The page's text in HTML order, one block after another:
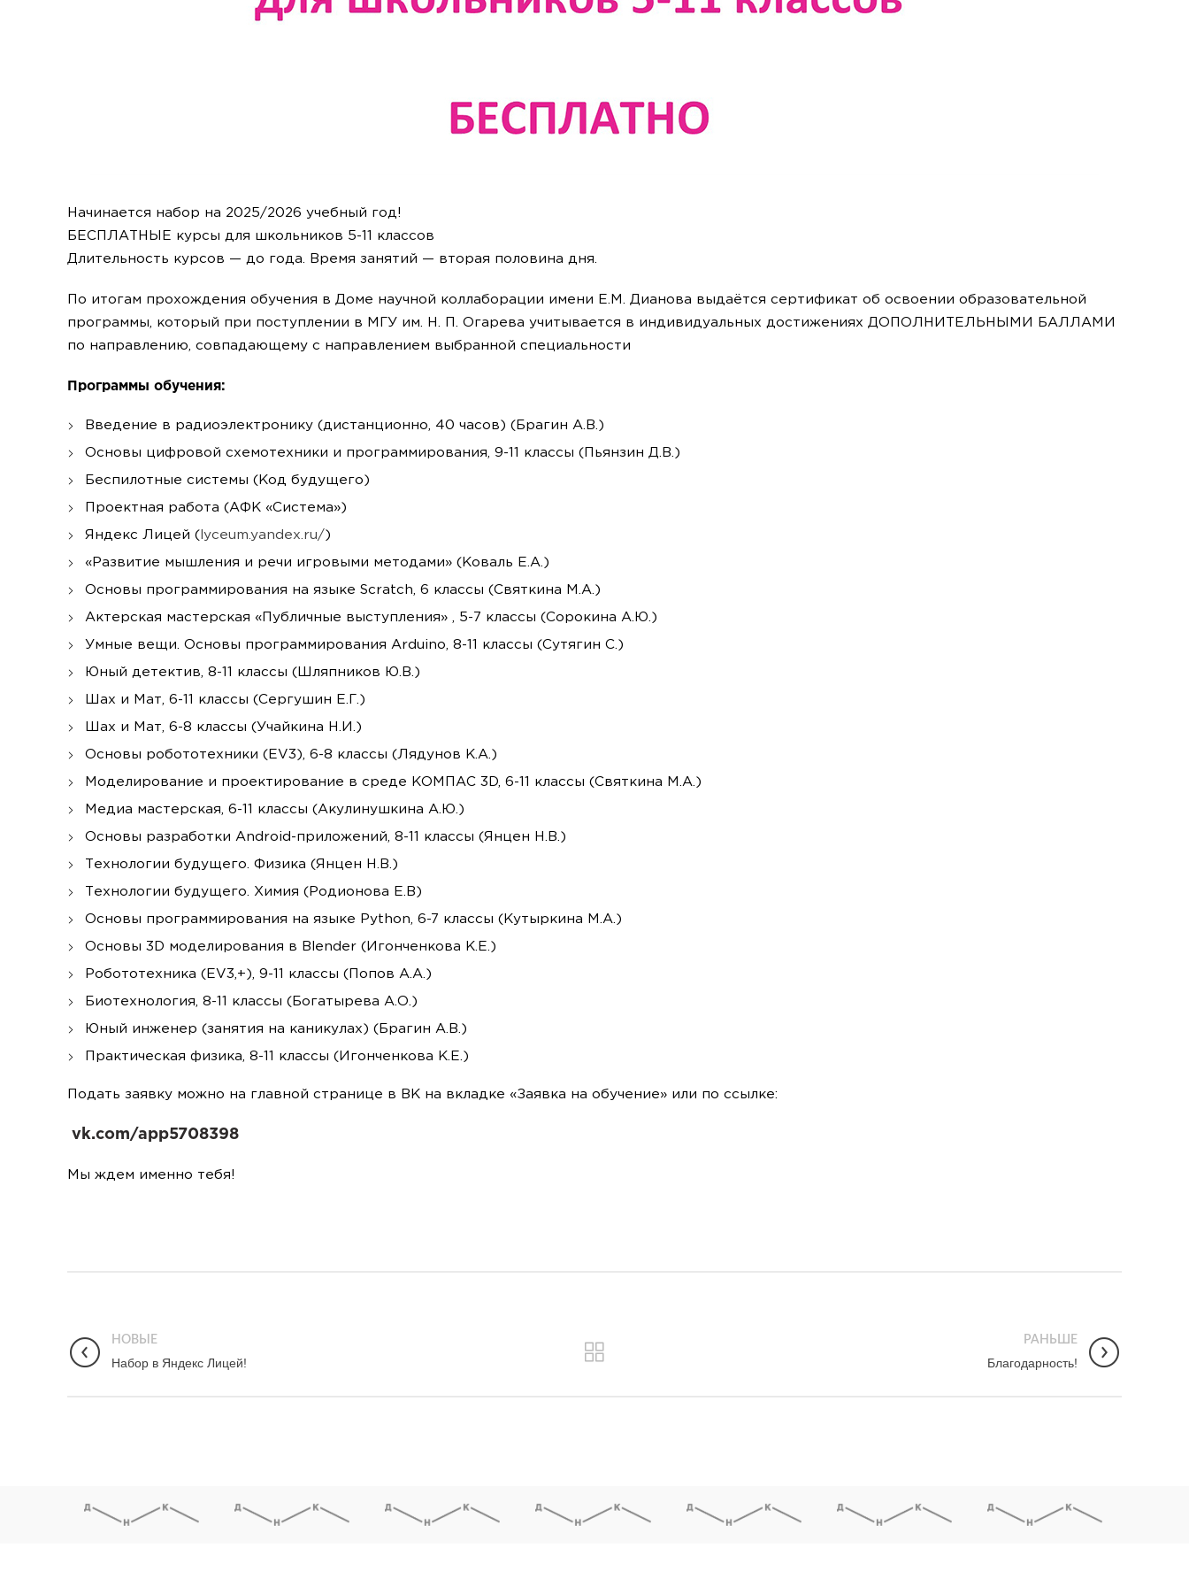
Начинается набор на 2025/2026 учебный год!
БЕСПЛАТНЫЕ курсы для школьников 5-11 классов
Длительность курсов — до года. Время занятий — вторая половина дня.
По итогам прохождения обучения в Доме научной коллаборации имени Е.М. Дианова выдаётся сертификат об освоении образовательной
программы, который при поступлении в МГУ им. Н. П. Огарева учитывается в индивидуальных достижениях ДОПОЛНИТЕЛЬНЫМИ БАЛЛАМИ
по направлению, совпадающему с направлением выбранной специальности
Программы обучения:
Введение в радиоэлектронику (дистанционно, 40 часов) (Брагин А.В.)
Основы цифровой схемотехники и программирования, 9-11 классы (Пьянзин Д.В.)
Беспилотные системы (Код будущего)
Проектная работа (АФК «Система»)
Яндекс Лицей ( lyceum.yandex.ru/)
«Развитие мышления и речи игровыми методами» (Коваль Е.А.)
Основы программирования на языке Scratch, 6 классы (Святкина М.А.)
Актерская мастерская «Публичные выступления» , 5-7 классы (Сорокина А.Ю.)
Умные вещи. Основы программирования Arduino, 8-11 классы (Сутягин С.)
Юный детектив, 8-11 классы (Шляпников Ю.В.)
Шах и Мат, 6-11 классы (Сергушин Е.Г.)
Шах и Мат, 6-8 классы (Учайкина Н.И.)
Основы робототехники (EV3), 6-8 классы (Лядунов К.А.)
Моделирование и проектирование в среде КОМПАС 3D, 6-11 классы (Святкина М.А.)
Медиа мастерская, 6-11 классы (Акулинушкина А.Ю.)
Основы разработки Android-приложений, 8-11 классы (Янцен Н.В.)
Технологии будущего. Физика (Янцен Н.В.)
Технологии будущего. Химия (Родионова Е.В)
Основы программирования на языке Python, 6-7 классы (Кутыркина М.А.)
Основы 3D моделирования в Blender (Игонченкова К.Е.)
Робототехника (EV3,+), 9-11 классы (Попов А.А.)
Биотехнология, 8-11 классы (Богатырева А.О.)
Юный инженер (занятия на каникулах) (Брагин А.В.)
Практическая физика, 8-11 классы (Игонченкова К.Е.)
‍Подать заявку можно на главной странице в ВК на вкладке «Заявка на обучение» или по ссылке:
vk.com/app5708398
Мы ждем именно тебя!
НОВЫЕ
Набор в Яндекс Лицей!
РАНЬШЕ
Благодарность!